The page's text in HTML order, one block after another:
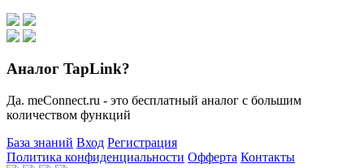
Аналог TapLink?
Да. meConnect.ru - это бесплатный аналог с большим
количеством функций
База знаний Вход Регистрация
Политика конфиденциальности Офферта Контакты